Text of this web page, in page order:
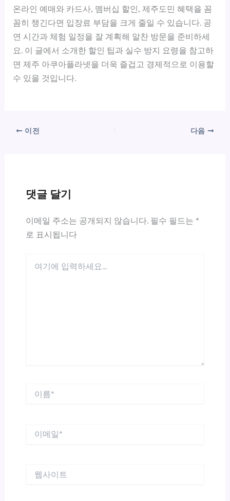
온라인 예매와 카드사, 멤버십 할인, 제주도민 혜택을 꼼
꼼히 챙긴다면 입장료 부담을 크게 줄일 수 있습니다. 공
연 시간과 체험 일정을 잘 계획해 알찬 방문을 준비하세
요. 이 글에서 소개한 할인 팁과 실수 방지 요령을 참고하
면 제주 아쿠아플라넷을 더욱 즐겁고 경제적으로 이용할
수 있을 것입니다.
이전 다음
댓글 달기
이메일 주소는 공개되지 않습니다. 필수 필드는 *
로 표시됩니다